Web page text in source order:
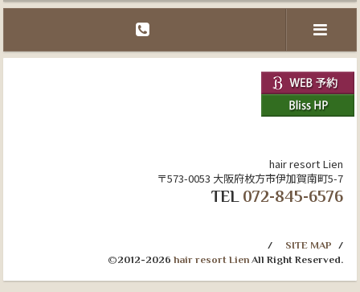
hair resort Lien
〒573-0053 大阪府枚方市伊加賀南町5-7
TEL 072-845-6576
SITE MAP
©2012-2026hair resort Lien All Right Reserved.